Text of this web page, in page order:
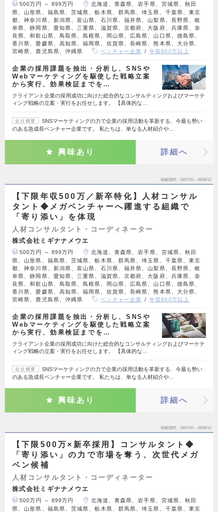
500万円 ～ 899万円
北海道、青森県、岩手県、宮城県、秋田
県、山形県、福島県、茨城県、栃木県、群馬県、埼玉県、千葉県、東京
都、神奈川県、新潟県、富山県、石川県、福井県、山梨県、長野県、岐
阜県、静岡県、愛知県、三重県、滋賀県、京都府、大阪府、兵庫県、奈
良県、和歌山県、鳥取県、島根県、岡山県、広島県、山口県、徳島県、
香川県、愛媛県、高知県、福岡県、佐賀県、長崎県、熊本県、大分県、
宮崎県、鹿児島県、沖縄県
ベンチャー企業 年収600万以上
企業の採用課題を抽出・分析し、SNSや
Webマーケティングを駆使した戦略立案
から実行、効果検証までを…
クライアント企業の採用成功に向けた総合的なコンサルティングおよびマーケテ
ィング戦略の立案・実行をお任せします。 【具体的な…
会社概要
SNSマーケティングの力で企業の採用活動を革新する、今最も勢い
のある急成長ベンチャー企業です。 私たちは、単なる人材紹介や…
興味あり 詳細へ
掲載期間 26/07/31～26/08/13
【下限年収500万／新卒特化】人材コンサル
タント◆メガベンチャーへ躍進する組織で
「寄り添い」を体現
人材コンサルタント・コーディネーター
株式会社ミギナナメウエ
500万円 ～ 899万円
北海道、青森県、岩手県、宮城県、秋田
県、山形県、福島県、茨城県、栃木県、群馬県、埼玉県、千葉県、東京
都、神奈川県、新潟県、富山県、石川県、福井県、山梨県、長野県、岐
阜県、静岡県、愛知県、三重県、滋賀県、京都府、大阪府、兵庫県、奈
良県、和歌山県、鳥取県、島根県、岡山県、広島県、山口県、徳島県、
香川県、愛媛県、高知県、福岡県、佐賀県、長崎県、熊本県、大分県、
宮崎県、鹿児島県、沖縄県
ベンチャー企業 年収600万以上
企業の採用課題を抽出・分析し、SNSや
Webマーケティングを駆使した戦略立案
から実行、効果検証までを…
クライアント企業の採用成功に向けた総合的なコンサルティングおよびマーケテ
ィング戦略の立案・実行をお任せします。 【具体的な…
会社概要
SNSマーケティングの力で企業の採用活動を革新する、今最も勢い
のある急成長ベンチャー企業です。 私たちは、単なる人材紹介や…
興味あり 詳細へ
掲載期間 26/07/31～26/08/13
【下限500万×新卒採用】コンサルタント◆
「寄り添い」の力で市場を奪う、次世代メガ
ベン候補
人材コンサルタント・コーディネーター
株式会社ミギナナメウエ
500万円 ～ 899万円
北海道、青森県、岩手県、宮城県、秋田
県、山形県、福島県、茨城県、栃木県、群馬県、埼玉県、千葉県、東京